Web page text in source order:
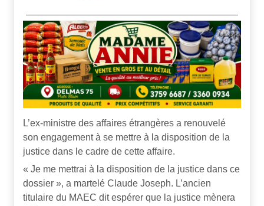
L’ex-ministre des affaires étrangères a renouvelé
son engagement à se mettre à la disposition de la
justice dans le cadre de cette affaire.
« Je me mettrai à la disposition de la justice dans ce
dossier », a martelé Claude Joseph. L’ancien
titulaire du MAEC dit espérer que la justice mènera